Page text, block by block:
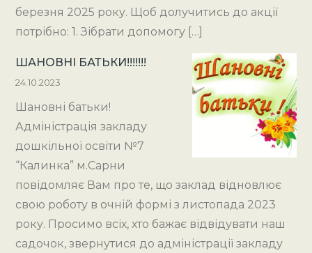
березня 2025 року. Щоб долучитись до акції
потрібно: 1. Зібрати допомогу […]
ШАНОВНІ БАТЬКИ!!!!!!!
24.10.2023
Шановні батьки!
Адміністрація закладу
дошкільної освіти №7
“Калинка” м.Сарни
повідомляє Вам про те, що заклад відновлює
свою роботу в очній формі з листопада 2023
року. Просимо всіх, хто бажає відвідувати наш
садочок, звернутися до адміністрації закладу